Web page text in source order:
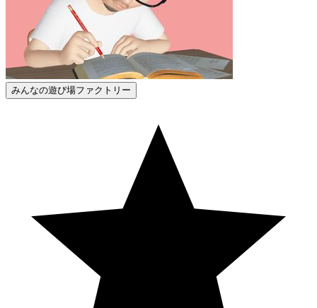
みんなの遊び場ファクトリー